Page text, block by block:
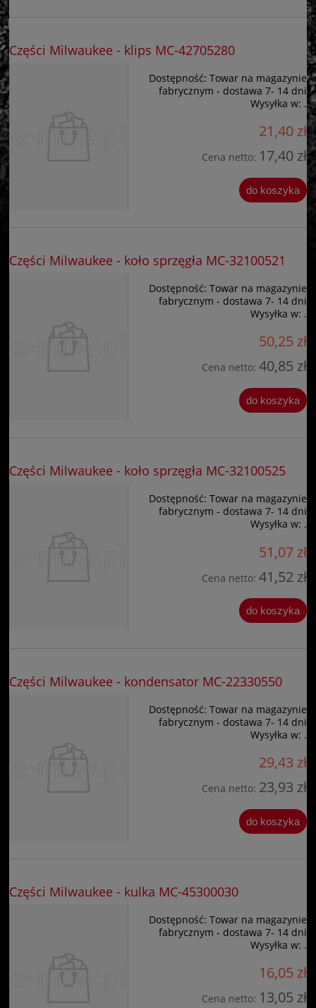
Części Milwaukee - klips MC-42705280
Dostępność: Towar na magazynie
fabrycznym - dostawa 7- 14 dni
Wysyłka w: .
21,40 zł
Cena netto: 17,40 zł
do koszyka
Części Milwaukee - koło sprzęgła MC-32100521
Dostępność: Towar na magazynie
fabrycznym - dostawa 7- 14 dni
Wysyłka w: .
50,25 zł
Cena netto: 40,85 zł
do koszyka
Części Milwaukee - koło sprzęgła MC-32100525
Dostępność: Towar na magazynie
fabrycznym - dostawa 7- 14 dni
Wysyłka w: .
51,07 zł
Cena netto: 41,52 zł
do koszyka
Części Milwaukee - kondensator MC-22330550
Dostępność: Towar na magazynie
fabrycznym - dostawa 7- 14 dni
Wysyłka w: .
29,43 zł
Cena netto: 23,93 zł
do koszyka
Części Milwaukee - kulka MC-45300030
Dostępność: Towar na magazynie
fabrycznym - dostawa 7- 14 dni
Wysyłka w: .
16,05 zł
Cena netto: 13,05 zł